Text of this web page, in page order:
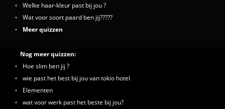
Welke haar-kleur past bij jou ?
Wat voor soort paard ben jij?????
Meer quizzen
Nog meer quizzen:
Hoe slim ben jij ?
wie past het best bij jou van tokio hotel
Elementen
wat voor werk past het beste bij jou?